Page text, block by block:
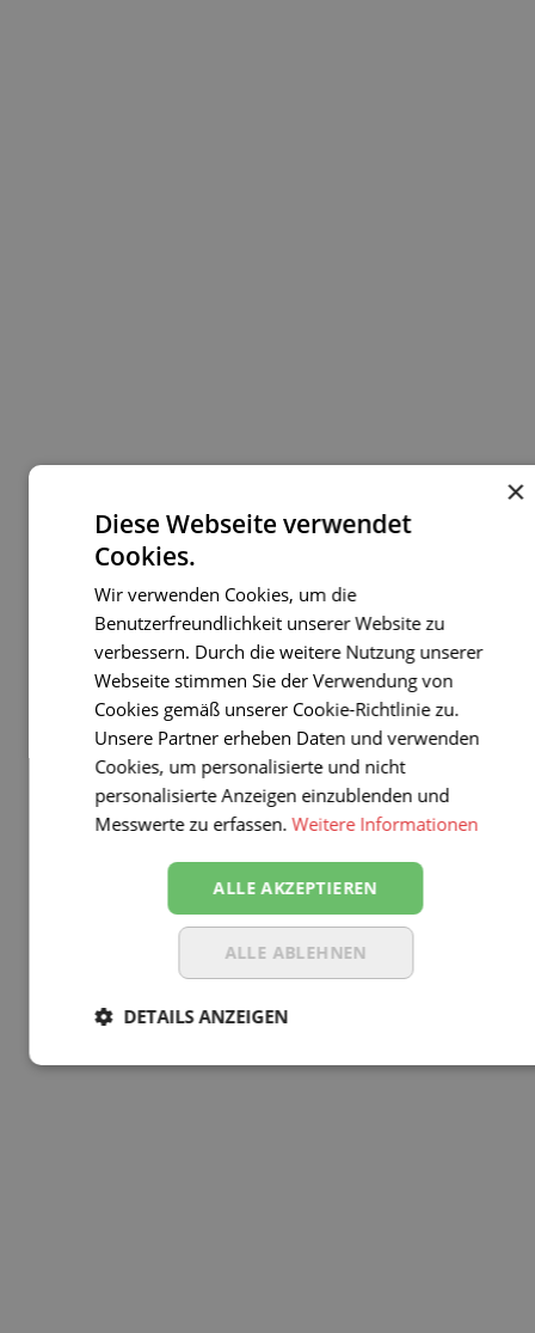
×
Diese Webseite verwendet
Cookies.
Wir verwenden Cookies, um die
Benutzerfreundlichkeit unserer Website zu
verbessern. Durch die weitere Nutzung unserer
Webseite stimmen Sie der Verwendung von
Cookies gemäß unserer Cookie-Richtlinie zu.
Unsere Partner erheben Daten und verwenden
Cookies, um personalisierte und nicht
personalisierte Anzeigen einzublenden und
Messwerte zu erfassen.Weitere Informationen
ALLE AKZEPTIEREN
ALLE ABLEHNEN
DETAILS ANZEIGEN